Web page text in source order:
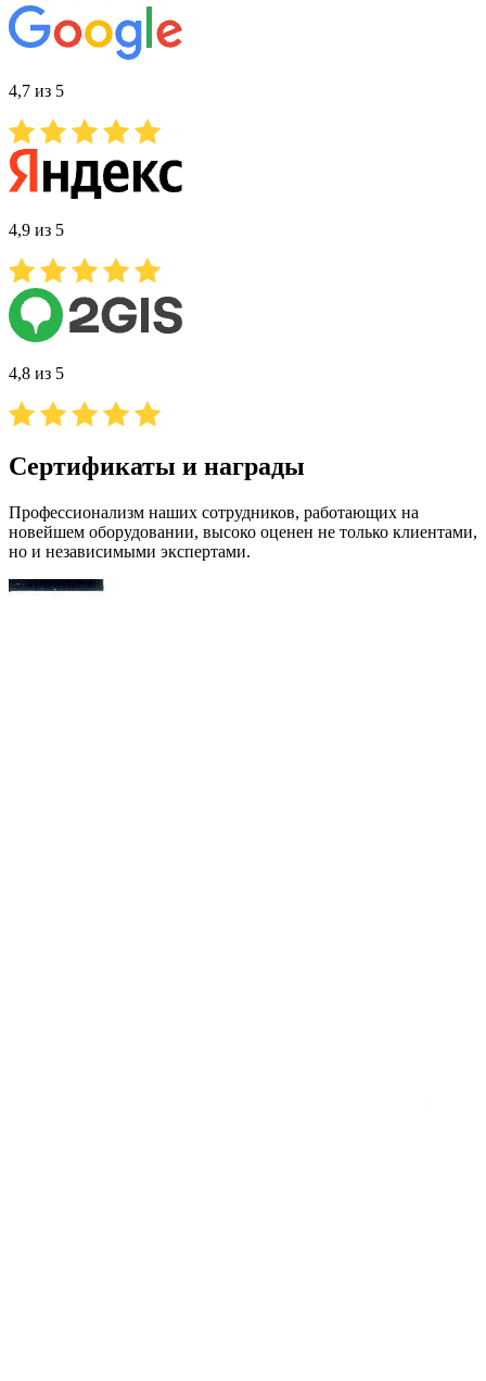
4,7 из 5
4,9 из 5
4,8 из 5
Сертификаты и награды
Профессионализм наших сотрудников, работающих на
новейшем оборудовании, высоко оценен не только клиентами,
но и независимыми экспертами.